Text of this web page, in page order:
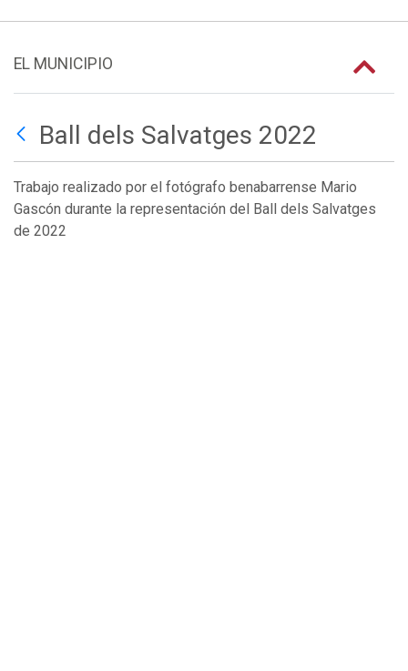
EL MUNICIPIO
Ball dels Salvatges 2022
Trabajo realizado por el fotógrafo benabarrense Mario
Gascón durante la representación del Ball dels Salvatges
de 2022